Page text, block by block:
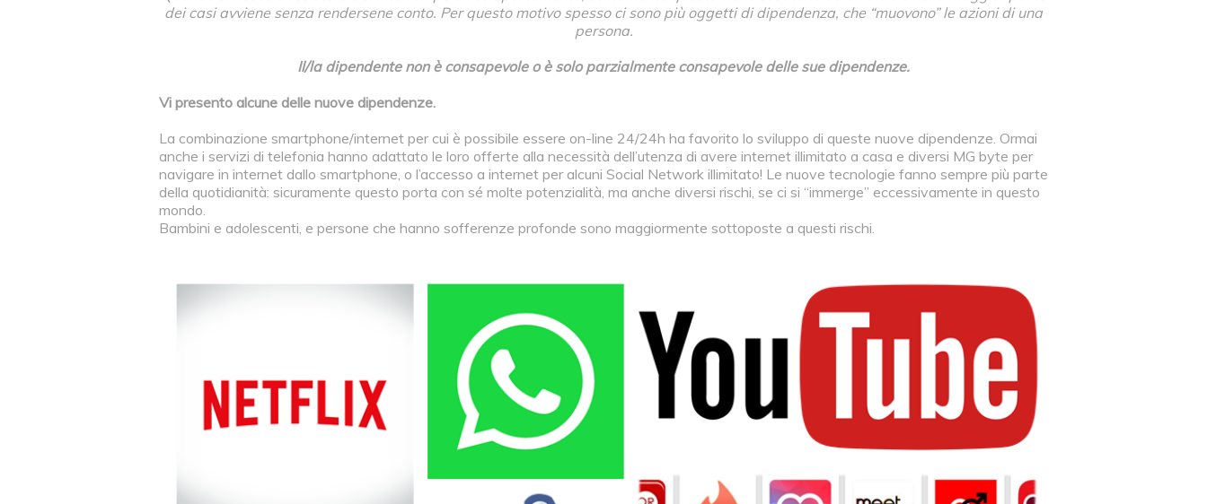
dei casi avviene senza rendersene conto. Per questo motivo spesso ci sono più oggetti di dipendenza, che “muovono” le azioni di una
persona.
Il/la dipendente non è consapevole o è solo parzialmente consapevole delle sue dipendenze.
Vi presento alcune delle nuove dipendenze.
La combinazione smartphone/internet per cui è possibile essere on-line 24/24h ha favorito lo sviluppo di queste nuove dipendenze. Ormai
anche i servizi di telefonia hanno adattato le loro offerte alla necessità dell’utenza di avere internet illimitato a casa e diversi MG byte per
navigare in internet dallo smartphone, o l’accesso a internet per alcuni Social Network illimitato! Le nuove tecnologie fanno sempre più parte
della quotidianità: sicuramente questo porta con sé molte potenzialità, ma anche diversi rischi, se ci si “immerge” eccessivamente in questo
mondo.
Bambini e adolescenti, e persone che hanno sofferenze profonde sono maggiormente sottoposte a questi rischi.